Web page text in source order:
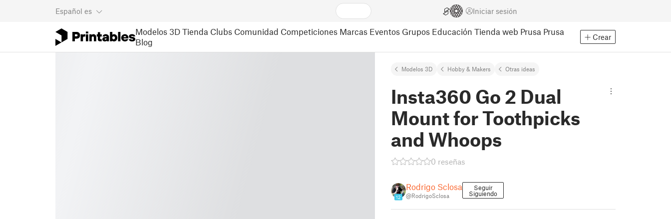
Español es Iniciar sesión
Modelos 3D Tienda Clubs Comunidad Competiciones Marcas Eventos Grupos Educación Tienda web Prusa Prusa
Blog
Crear
Modelos 3D Hobby & Makers Otras ideas
Insta360 Go 2 Dual
Mount for Toothpicks
and Whoops
0 reseñas
12
Rodrigo Sclosa
@RodrigoSclosa
Seguir
Siguiendo